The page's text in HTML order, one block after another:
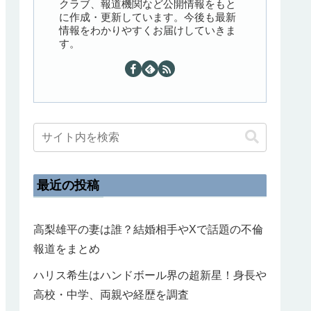
クラブ、報道機関など公開情報をもと
に作成・更新しています。今後も最新
情報をわかりやすくお届けしていきま
す。
最近の投稿
高梨雄平の妻は誰？結婚相手やXで話題の不倫
報道をまとめ
ハリス希生はハンドボール界の超新星！身長や
高校・中学、両親や経歴を調査